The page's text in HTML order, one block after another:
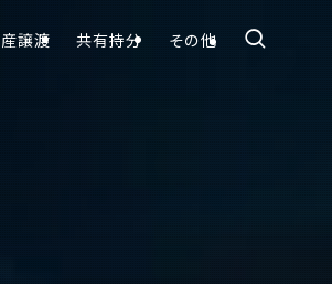
譲渡 共有持分 その他